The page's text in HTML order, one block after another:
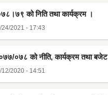
को निति तथा कार्यक्रम ।
24/2021 - 17:43
०७८ को नीति, कार्यक्रम तथा बजेट
12/2020 - 14:51